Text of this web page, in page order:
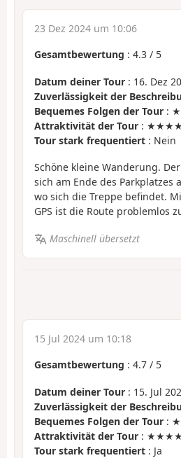
23 Dez 2024 um 10:06
Gesamtbewertung : 4.3 / 5
Datum deiner Tour : 16. Dez
Zuverlässigkeit der
Bequemes Folgen der Tour :
Attraktivität der Tour :
Tour stark frequentiert : Nein
Schöne kleine Wanderung.
sich am Ende des Parkplatzes
wo sich die Treppe befindet.
GPS ist die Route problemlos
Maschinell übersetzt
15 Jul 2024 um 10:18
Gesamtbewertung : 4.7 / 5
Datum deiner Tour : 15. Jul
Zuverlässigkeit der
Bequemes Folgen der Tour :
Attraktivität der Tour :
Tour stark frequentiert : Ja